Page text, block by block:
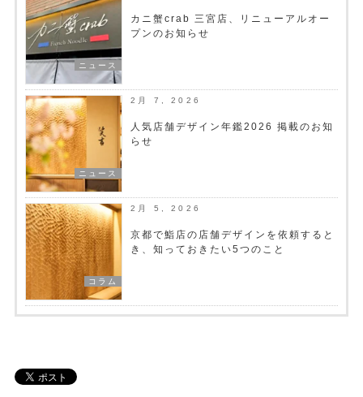
ニュース
カニ蟹crab 三宮店、リニューアルオー
プンのお知らせ
ニュース
2月 7, 2026
人気店舗デザイン年鑑2026 掲載のお知
らせ
コラム
2月 5, 2026
京都で鮨店の店舗デザインを依頼すると
き、知っておきたい5つのこと